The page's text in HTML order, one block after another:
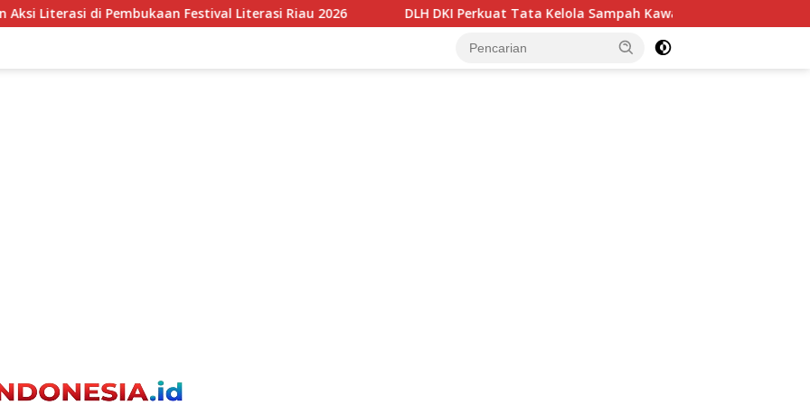
Literasi Riau 2026 DLH DKI Perkuat Tata Kelola Sampah Kawasan, Pelaku Usaha Dorong Harmonisasi Kebijakan